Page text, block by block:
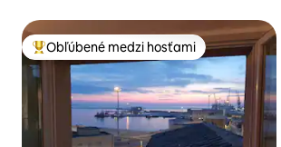
Najobľúbenejšie medzi hosťami
Obľúbené medzi hosťami